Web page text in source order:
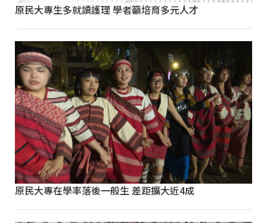
原民大專生多就讀護理 學者籲培育多元人才
原民大專在學率落後一般生 差距擴大近4成